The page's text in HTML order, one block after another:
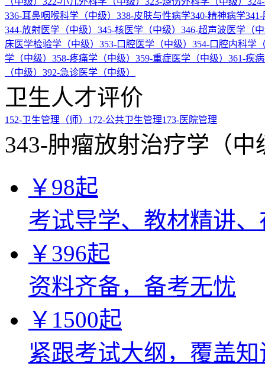
336-耳鼻咽喉科学（中级） 338-皮肤与性病学340-精神病学
344-放射医学（中级） 345-核医学（中级） 346-超声波医学（
床医学检验学（中级） 353-口腔医学（中级） 354-口腔内科学
学（中级） 358-疼痛学（中级） 359-重症医学（中级） 361-疾
（中级） 392-急诊医学（中级）
卫生人才评价
152-卫生管理（师） 172-公共卫生管理173-医院管理
343-肿瘤放射治疗学（中
￥98起
考试导学、教材精讲
￥396起
资料齐备，备考无忧
￥ 1500起
紧跟考试大纲，覆盖